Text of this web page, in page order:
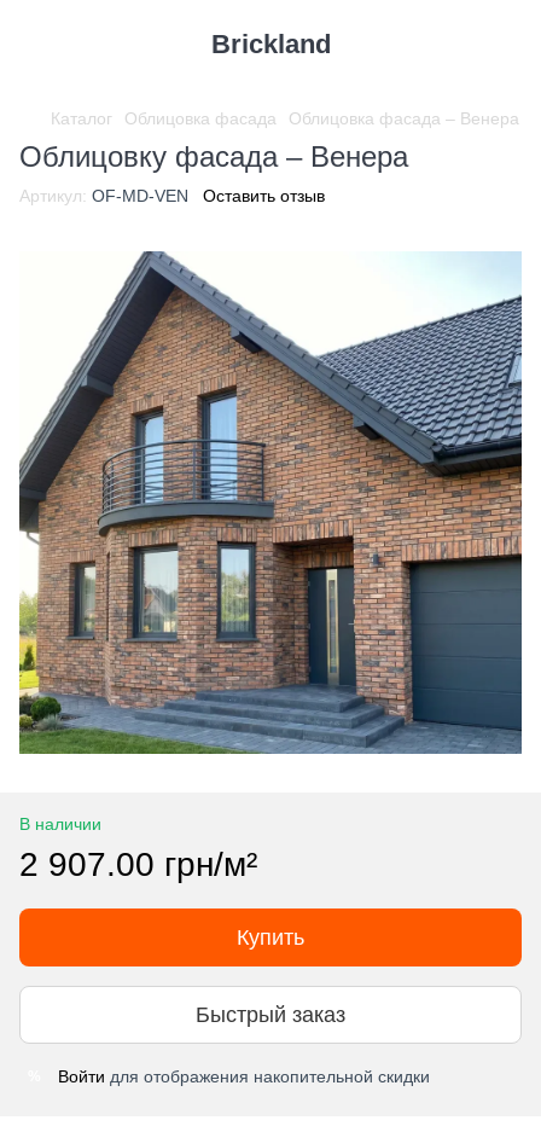
Brickland
Каталог Облицовка фасада Облицовка фасада – Венера
Облицовку фасада – Венера
Артикул: OF-MD-VEN Оставить отзыв
В наличии
2 907.00 грн/м²
Купить
Быстрый заказ
Войти для отображения накопительной скидки